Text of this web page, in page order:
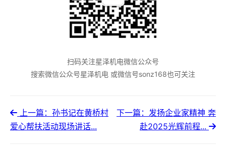
扫码关注星泽机电微信公众号
搜索微信公众号星泽机电 或微信号sonz168也可关注
上一篇：孙书记在黄桥村
爱心帮扶活动现场讲话...
下一篇：发扬企业家精神 奔
赴2025光辉前程...